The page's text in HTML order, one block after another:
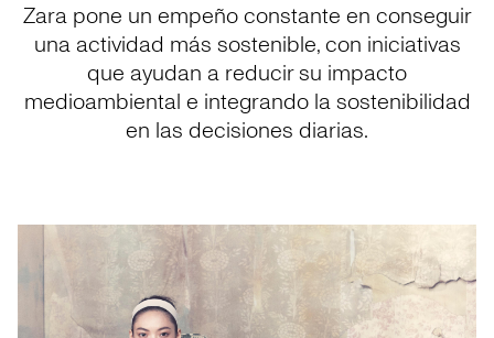
Zara pone un empeño constante en conseguir
una actividad más sostenible, con iniciativas
que ayudan a reducir su impacto
medioambiental e integrando la sostenibilidad
en las decisiones diarias.